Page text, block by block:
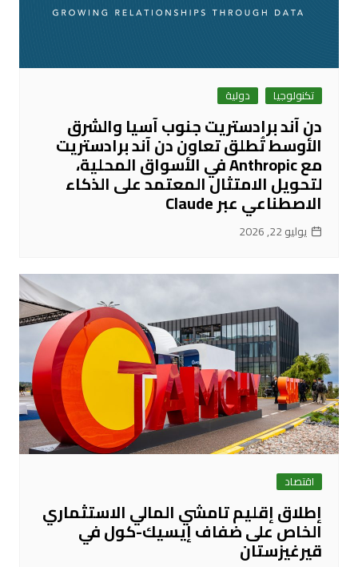
تكنولوجيا دولية
دن آند برادستريت جنوب آسيا والشرق
الأوسط تُطلق تعاون دن آند برادستريت
مع Anthropic في الأسواق المحلية،
لتحويل الامتثال المعتمد على الذكاء
الاصطناعي عبر Claude
يوليو 22, 2026
اقتصاد
إطلاق إقليم تامشي المالي الاستثماري
الخاص على ضفاف إيسيك-كول في
قيرغيزستان